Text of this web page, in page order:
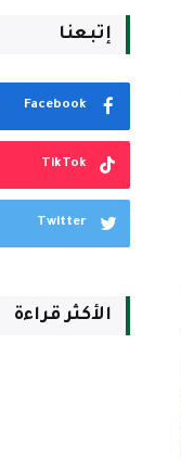
إتبعنا
Facebook
TikTok
Twitter
الأكثر قراءة